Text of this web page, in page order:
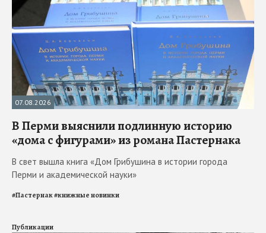
07.08.2026
В Перми выяснили подлинную историю
«дома с фигурами» из романа Пастернака
В свет вышла книга «Дом Грибушина в истории города
Перми и академической науки»
#Пастернак#книжные новинки
Публикации